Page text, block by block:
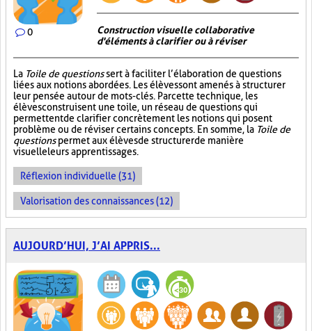
0
Construction visuelle collaborative
d'éléments à clarifier ou à réviser
La Toile de questionssert à faciliter l’élaboration de questions
liées aux notions abordées. Les élèves sont amenés à structurer
leur pensée autour de mots-clés. Par cette technique, les
élèves construisent une toile, un réseau de questions qui
permettent de clarifier concrètement les notions qui posent
problème ou de réviser certains concepts. En somme, la Toile de
questionspermet aux élèves de structurer de manière
visuelle leurs apprentissages.
Réflexion individuelle (31)
Valorisation des connaissances (12)
AUJOURD’HUI, J’AI APPRIS...